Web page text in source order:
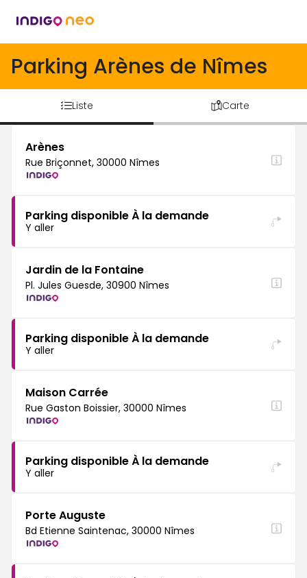
Parking Arènes de Nîmes
Liste Carte
Arènes
Rue Briçonnet, 30000 Nîmes
Parking disponible À la demande
Y aller
Jardin de la Fontaine
Pl. Jules Guesde, 30900 Nîmes
Parking disponible À la demande
Y aller
Maison Carrée
Rue Gaston Boissier, 30000 Nîmes
Parking disponible À la demande
Y aller
Porte Auguste
Bd Etienne Saintenac, 30000 Nîmes